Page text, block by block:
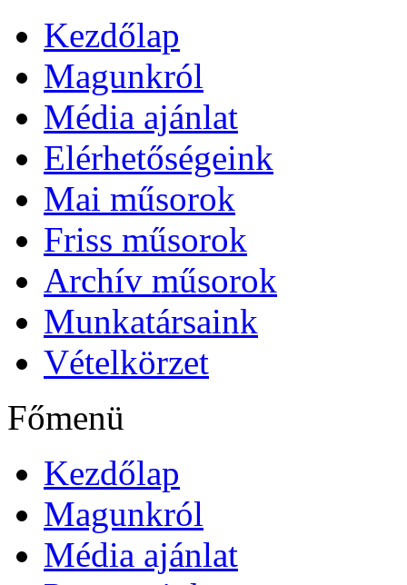
Kezdőlap
Magunkról
Média ajánlat
Elérhetőségeink
Mai műsorok
Friss műsorok
Archív műsorok
Munkatársaink
Vételkörzet
Főmenü
Kezdőlap
Magunkról
Média ajánlat